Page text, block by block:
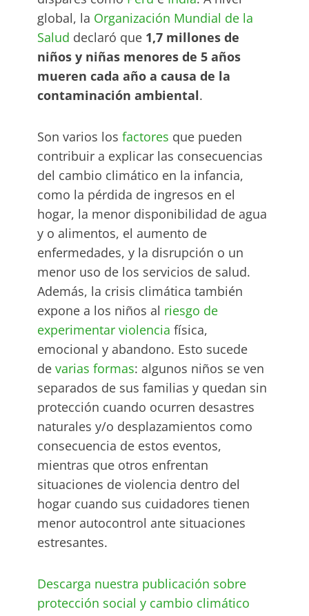
global, la Organización Mundial de la
Salud declaró que 1,7 millones de
niños y niñas menores de 5 años
mueren cada año a causa de la
contaminación ambiental.
Son varios los factores que pueden
contribuir a explicar las consecuencias
del cambio climático en la infancia,
como la pérdida de ingresos en el
hogar, la menor disponibilidad de agua
y o alimentos, el aumento de
enfermedades, y la disrupción o un
menor uso de los servicios de salud.
Además, la crisis climática también
expone a los niños al riesgo de
experimentar violencia física,
emocional y abandono. Esto sucede
de varias formas: algunos niños se ven
separados de sus familias y quedan sin
protección cuando ocurren desastres
naturales y/o desplazamientos como
consecuencia de estos eventos,
mientras que otros enfrentan
situaciones de violencia dentro del
hogar cuando sus cuidadores tienen
menor autocontrol ante situaciones
estresantes.
Descarga nuestra publicación sobre
protección social y cambio climático